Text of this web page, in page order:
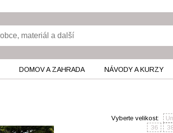
DOMOV A ZAHRADA NÁVODY A KURZY
Vyberte velikost:
36